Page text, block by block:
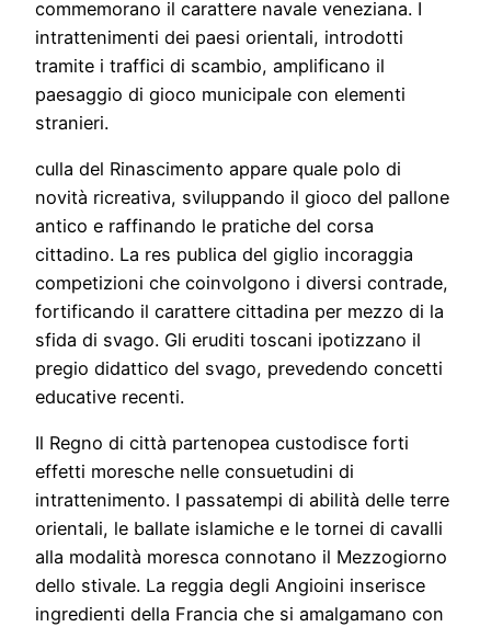
commemorano il carattere navale veneziana. I
intrattenimenti dei paesi orientali, introdotti
tramite i traffici di scambio, amplificano il
paesaggio di gioco municipale con elementi
stranieri.
culla del Rinascimento appare quale polo di
novità ricreativa, sviluppando il gioco del pallone
antico e raffinando le pratiche del corsa
cittadino. La res publica del giglio incoraggia
competizioni che coinvolgono i diversi contrade,
fortificando il carattere cittadina per mezzo di la
sfida di svago. Gli eruditi toscani ipotizzano il
pregio didattico del svago, prevedendo concetti
educative recenti.
Il Regno di città partenopea custodisce forti
effetti moresche nelle consuetudini di
intrattenimento. I passatempi di abilità delle terre
orientali, le ballate islamiche e le tornei di cavalli
alla modalità moresca connotano il Mezzogiorno
dello stivale. La reggia degli Angioini inserisce
ingredienti della Francia che si amalgamano con